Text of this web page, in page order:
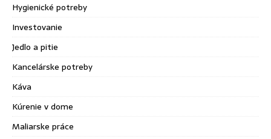
Hygienické potreby
Investovanie
Jedlo a pitie
Kancelárske potreby
Káva
Kúrenie v dome
Maliarske práce